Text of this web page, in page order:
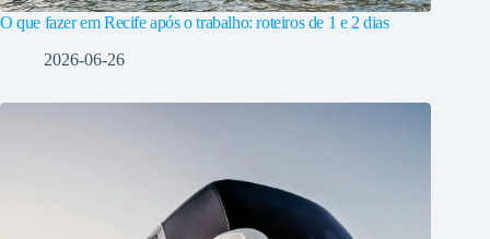
O que fazer em Recife após o trabalho: roteiros de 1 e 2 dias
2026-06-26